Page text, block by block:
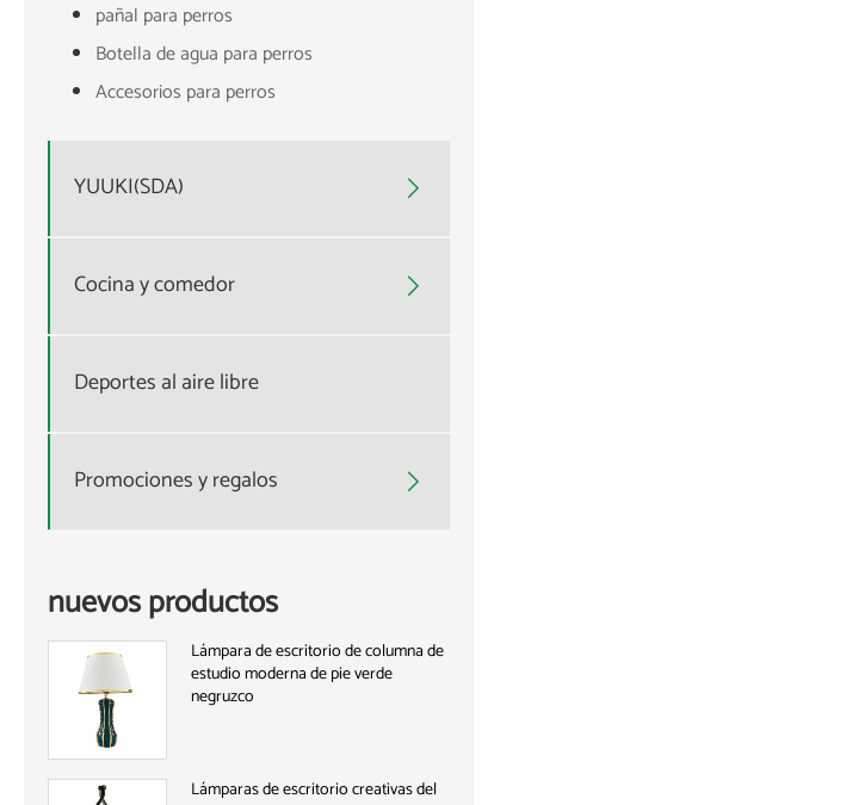
pañal para perros
Botella de agua para perros
Accesorios para perros
YUUKI(SDA) 
Cocina y comedor 
Deportes al aire libre
Promociones y regalos 
nuevos productos
Lámpara de escritorio de columna de
estudio moderna de pie verde
negruzco
Lámparas de escritorio creativas del